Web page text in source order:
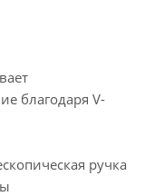
благодаря V-
ручка